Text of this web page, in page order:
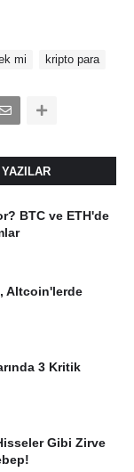
mi kripto para
YAZILAR
BTC ve ETH'de
Altcoin'lerde
3 Kritik
Gibi Zirve